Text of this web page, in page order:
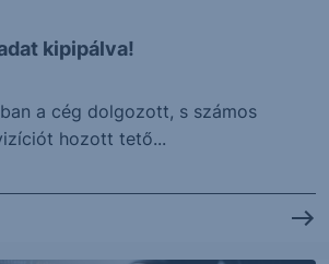
kipipálva!
a cég dolgozott, s számos
hozott tető...